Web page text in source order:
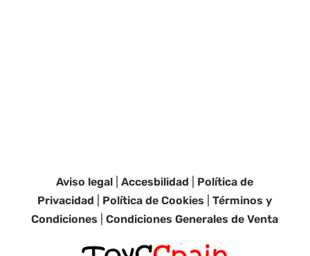
Aviso legal |Accesbilidad
Política de
Privacidad
Política de Cookies |Términos y
Condiciones |Condiciones Generales de Venta